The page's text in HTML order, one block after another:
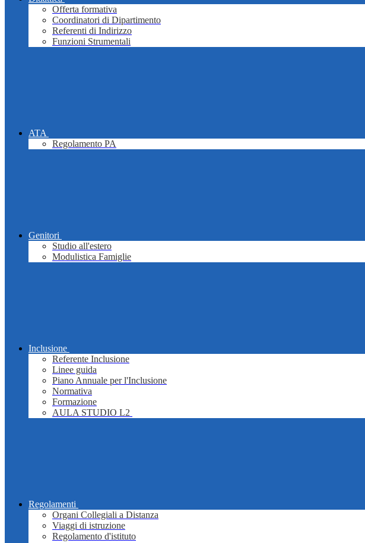
Offerta formativa
Coordinatori di Dipartimento
Referenti di Indirizzo
Funzioni Strumentali
ATA
Regolamento PA
Genitori
Studio all'estero
Modulistica Famiglie
Inclusione
Referente Inclusione
Linee guida
Piano Annuale per l'Inclusione
Normativa
Formazione
AULA STUDIO L2
Regolamenti
Organi Collegiali a Distanza
Viaggi di istruzione
Regolamento d'istituto